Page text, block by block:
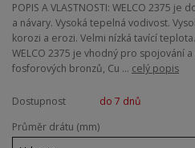
POPIS A VLASTNOSTI: WELCO 2375
a návary. Vysoká tepelná vodivost.
korozi a erozi. Velmi nízká tavící
WELCO 2375 je vhodný pro spojování
fosforových bronzů, Cu ... celý popis
Dostupnost
do 7 dnů
Průměr drátu (mm)